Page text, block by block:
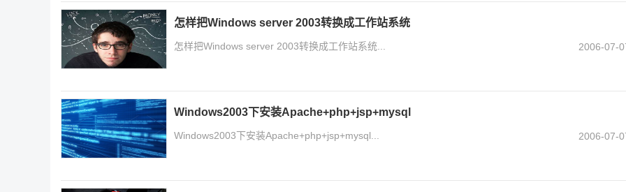
怎样把Windows server 2003转换成工作站系统
怎样把Windows server 2003转换成工作站系统... 2006-07-
Windows2003下安装Apache+php+jsp+mysql
Windows2003下安装Apache+php+jsp+mysql... 2006-07-